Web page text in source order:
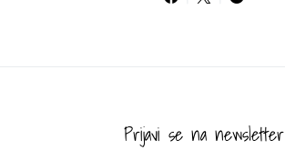
Prijavi se na newsletter